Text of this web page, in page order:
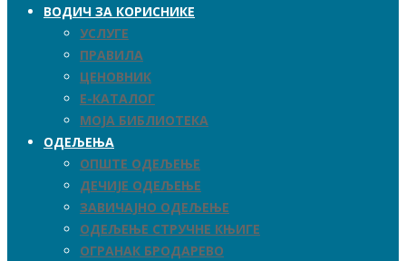
ВОДИЧ ЗА КОРИСНИКЕ
УСЛУГЕ
ПРАВИЛА
ЦЕНОВНИК
Е-КАТАЛОГ
МОЈА БИБЛИОТЕКА
ОДЕЉЕЊА
ОПШТЕ ОДЕЉЕЊЕ
ДЕЧИЈЕ ОДЕЉЕЊЕ
ЗАВИЧАЈНО ОДЕЉЕЊЕ
ОДЕЉЕЊЕ СТРУЧНЕ КЊИГЕ
ОГРАНАК БРОДАРЕВО